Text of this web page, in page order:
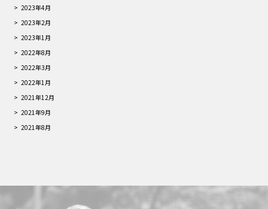
2023年4月
2023年2月
2023年1月
2022年8月
2022年3月
2022年1月
2021年12月
2021年9月
2021年8月